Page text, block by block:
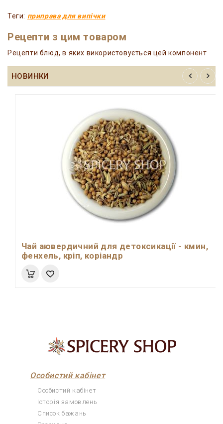
Теги: приправа для випічки
Рецепти з цим товаром
Рецепти блюд, в яких використовується цей компонент
НОВИНКИ
Чай аювердичний для детоксикації - кмин,
фенхель, кріп, коріандр
Особистий кабінет
Особистий кабінет
Історія замовлень
Список бажань